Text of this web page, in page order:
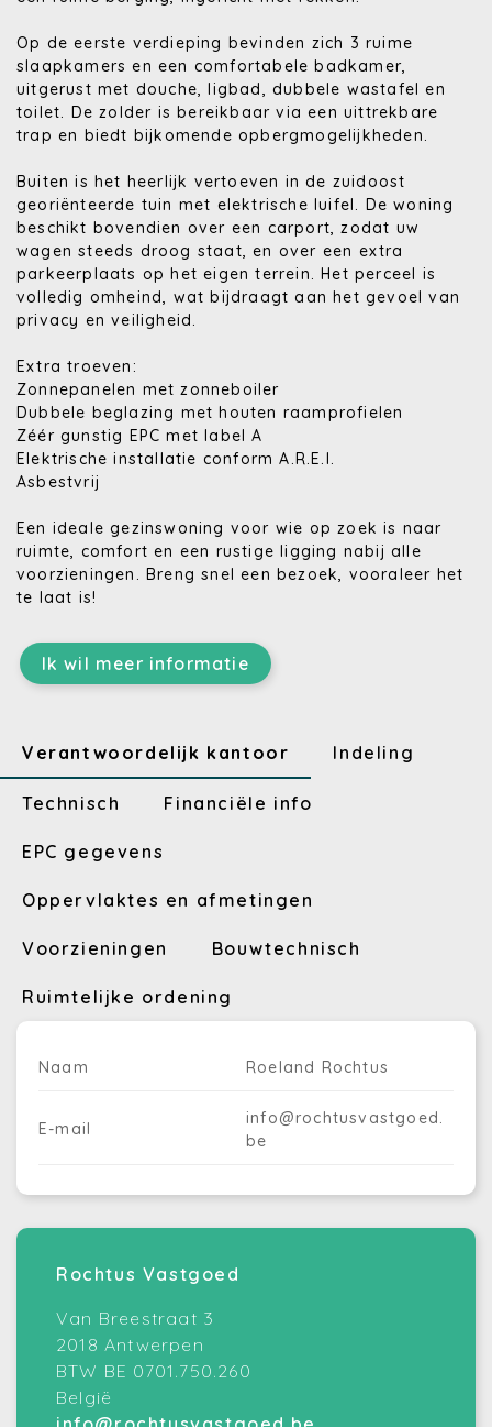
Op de eerste verdieping bevinden zich 3 ruime
slaapkamers en een comfortabele badkamer,
uitgerust met douche, ligbad, dubbele wastafel en
toilet. De zolder is bereikbaar via een uittrekbare
trap en biedt bijkomende opbergmogelijkheden.
Buiten is het heerlijk vertoeven in de zuidoost
georiënteerde tuin met elektrische luifel. De woning
beschikt bovendien over een carport, zodat uw
wagen steeds droog staat, en over een extra
parkeerplaats op het eigen terrein. Het perceel is
volledig omheind, wat bijdraagt aan het gevoel van
privacy en veiligheid.
Extra troeven:
Zonnepanelen met zonneboiler
Dubbele beglazing met houten raamprofielen
Zéér gunstig EPC met label A
Elektrische installatie conform A.R.E.I.
Asbestvrij
Een ideale gezinswoning voor wie op zoek is naar
ruimte, comfort en een rustige ligging nabij alle
voorzieningen. Breng snel een bezoek, vooraleer het
te laat is!
Ik wil meer informatie
Verantwoordelijk kantoor Indeling
Technisch Financiële info
EPC gegevens
Oppervlaktes en afmetingen
Voorzieningen Bouwtechnisch
Ruimtelijke ordening
Naam Roeland Rochtus
E-mail
info@rochtusvastgoed.
be
Rochtus Vastgoed
Van Breestraat 3
2018 Antwerpen
BTW BE 0701.750.260
België